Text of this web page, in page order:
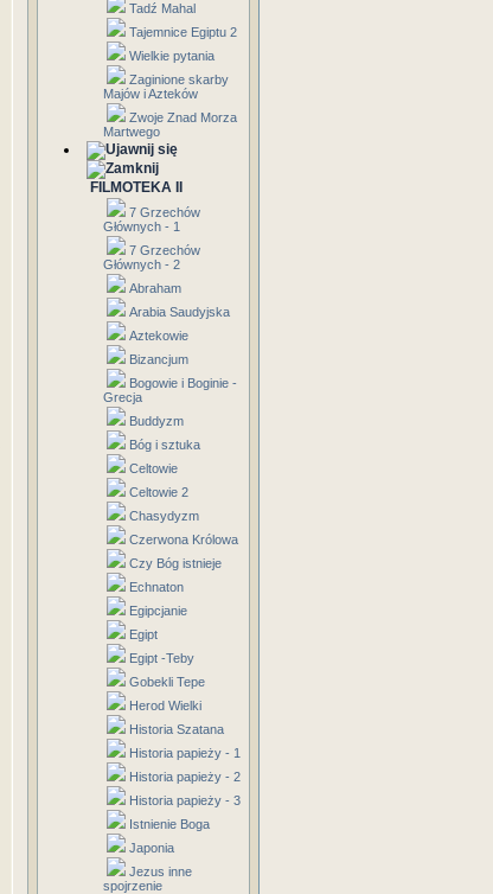
Tadź Mahal
Tajemnice Egiptu 2
Wielkie pytania
Zaginione skarby
Majów i Azteków
Zwoje Znad Morza
Martwego
FILMOTEKA II
7 Grzechów
Głównych - 1
7 Grzechów
Głównych - 2
Abraham
Arabia Saudyjska
Aztekowie
Bizancjum
Bogowie i Boginie -
Grecja
Buddyzm
Bóg i sztuka
Celtowie
Celtowie 2
Chasydyzm
Czerwona Królowa
Czy Bóg istnieje
Echnaton
Egipcjanie
Egipt
Egipt -Teby
Gobekli Tepe
Herod Wielki
Historia Szatana
Historia papieży - 1
Historia papieży - 2
Historia papieży - 3
Istnienie Boga
Japonia
Jezus inne
spojrzenie